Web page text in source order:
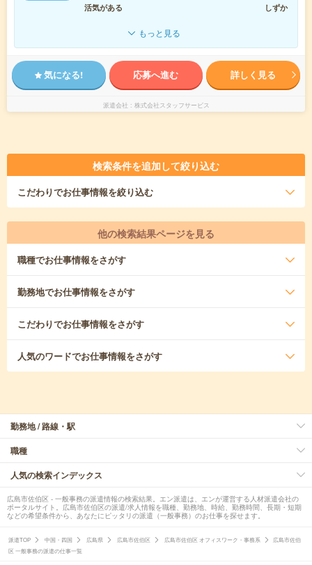
活気がある
しずか
もっと見る
気になる! 応募へ進む 詳しく見る
派遣会社 株式会社スタッフサービス
検索条件を追加して絞り込む
こだわりでお仕事情報を絞り込む
他の検索結果ページを見る
職種でお仕事情報をさがす
勤務地でお仕事情報をさがす
こだわりでお仕事情報をさがす
人気のワードでお仕事情報をさがす
勤務地 / 路線・駅
職種
人気の検索インデックス
広島市佐伯区 - 一般事務の派遣情報の検索結果。エン派遣は、エンが運営する人材派遣会社の
ポータルサイト。広島市佐伯区の派遣/求人情報を職種、勤務地、時給、勤務時間、長期・短期
などの希望条件から、あなたにピッタリの派遣（一般事務）のお仕事を探せます。
派遣TOP 中国・四国 広島県 広島市佐伯区 広島市佐伯区 オフィスワーク・事務系
広島市佐伯
区 一般事務の派遣の仕事一覧